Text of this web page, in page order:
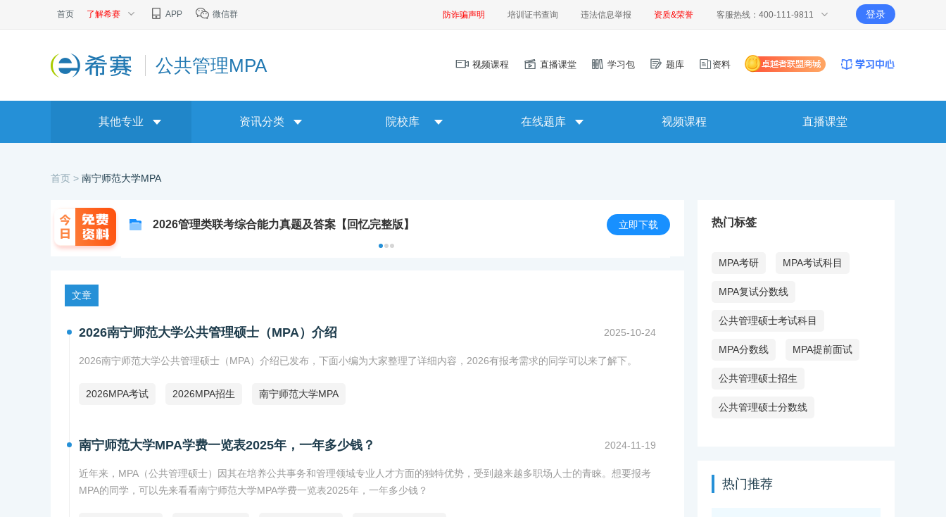
首页 了解希赛 APP 微信群 防诈骗声明 培训证书查询 违法信息举报 资质&荣誉 客服热线：400-111-9811 登录
公共管理MPA 视频课程 直播课堂 学习包 题库 资料
其他专业 资讯分类 院校库 在线题库 视频课程 直播课堂
首页 > 南宁师范大学MPA
2026管理类联考综合能力真题及答案【回忆完整版】 立即下载
文章
2026南宁师范大学公共管理硕士（MPA）介绍 2025-10-24
2026南宁师范大学公共管理硕士（MPA）介绍已发布，下面小编为大家整理了详细内容，2026有报考需求的同学可以来了解下。
2026MPA考试 2026MPA招生 南宁师范大学MPA
南宁师范大学MPA学费一览表2025年，一年多少钱？ 2024-11-19
近年来，MPA（公共管理硕士）因其在培养公共事务和管理领域专业人才方面的独特优势，受到越来越多职场人士的青睐。想要报考
MPA的同学，可以先来看看南宁师范大学MPA学费一览表2025年，一年多少钱？
热门标签
MPA考研 MPA考试科目
MPA复试分数线
公共管理硕士考试科目
MPA分数线 MPA提前面试
公共管理硕士招生
公共管理硕士分数线
热门推荐